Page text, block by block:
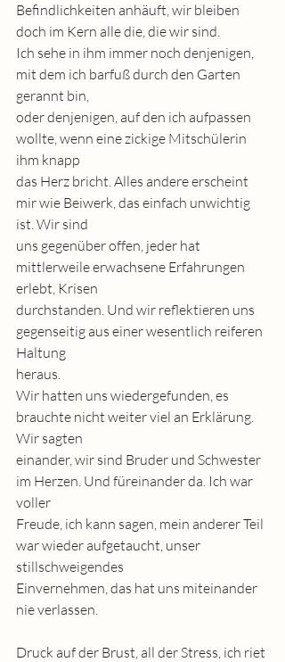
Befindlichkeiten anhäuft, wir bleiben
doch im Kern alle die, die wir sind.
Ich sehe in ihm immer noch denjenigen,
mit dem ich barfuß durch den Garten
gerannt bin,
oder denjenigen, auf den ich aufpassen
wollte, wenn eine zickige Mitschülerin
ihm knapp
das Herz bricht. Alles andere erscheint
mir wie Beiwerk, das einfach unwichtig
ist. Wir sind
uns gegenüber offen, jeder hat
mittlerweile erwachsene Erfahrungen
erlebt, Krisen
durchstanden. Und wir reflektieren uns
gegenseitig aus einer wesentlich reiferen
Haltung
heraus.
Wir hatten uns wiedergefunden, es
brauchte nicht weiter viel an Erklärung.
Wir sagten
einander, wir sind Bruder und Schwester
im Herzen. Und füreinander da. Ich war
voller
Freude, ich kann sagen, mein anderer Teil
war wieder aufgetaucht, unser
stillschweigendes
Einvernehmen, das hat uns miteinander
nie verlassen.
Druck auf der Brust, all der Stress, ich riet